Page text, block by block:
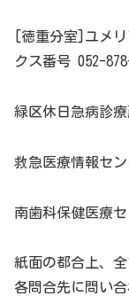
[徳重分室]ユメ
クス番号 052-
緑区休日急病診
救急医療情報セ
南歯科保健医療
紙面の都合上、
各問合先に問い合